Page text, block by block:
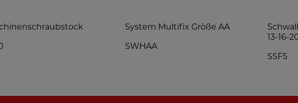
System Multifix Größe AA
SWHAA
13-16-
SSF5